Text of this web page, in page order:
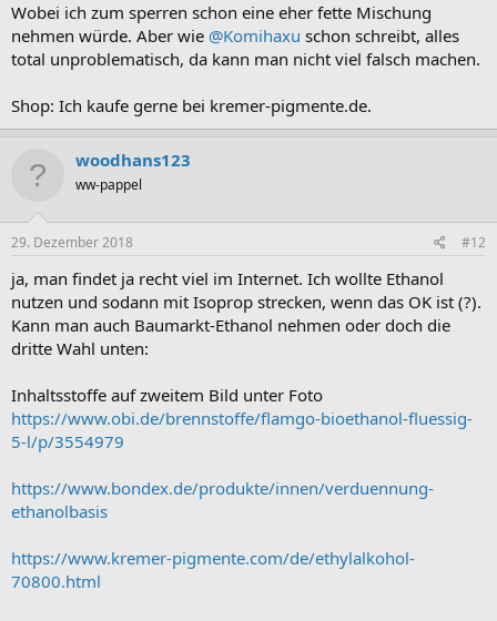
Wobei ich zum sperren schon eine eher fette Mischung
nehmen würde. Aber wie @Komihaxu schon schreibt, alles
total unproblematisch, da kann man nicht viel falsch machen.
Shop: Ich kaufe gerne bei kremer-pigmente.de.
woodhans123
ww-pappel
29. Dezember 2018 #12
ja, man findet ja recht viel im Internet. Ich wollte Ethanol
nutzen und sodann mit Isoprop strecken, wenn das OK ist (?).
Kann man auch Baumarkt-Ethanol nehmen oder doch die
dritte Wahl unten:
Inhaltsstoffe auf zweitem Bild unter Foto
https://www.obi.de/brennstoffe/flamgo-bioethanol-fluessig-
5-l/p/3554979
https://www.bondex.de/produkte/innen/verduennung-
ethanolbasis
https://www.kremer-pigmente.com/de/ethylalkohol-
70800.html